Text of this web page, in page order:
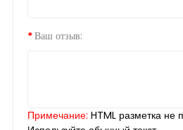
Ваш отзыв:
Примечание: HTML разметка не